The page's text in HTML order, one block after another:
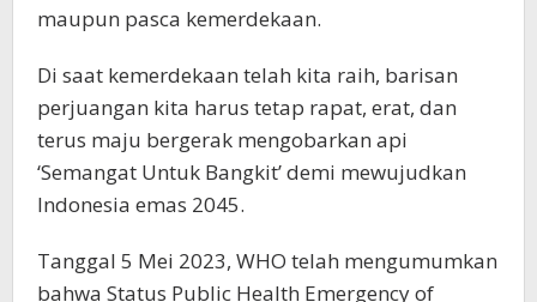
maupun pasca kemerdekaan.
Di saat kemerdekaan telah kita raih, barisan
perjuangan kita harus tetap rapat, erat, dan
terus maju bergerak mengobarkan api
‘Semangat Untuk Bangkit’ demi mewujudkan
Indonesia emas 2045.
Tanggal 5 Mei 2023, WHO telah mengumumkan
bahwa Status Public Health Emergency of